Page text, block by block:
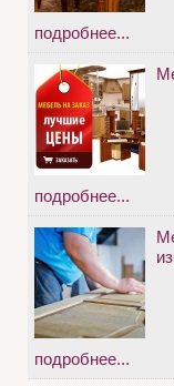
подробнее...
подробнее...
подробнее...